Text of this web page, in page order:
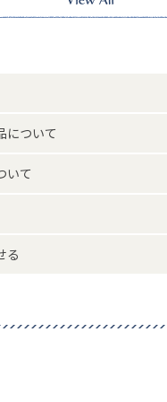
ます。
について
いて
る